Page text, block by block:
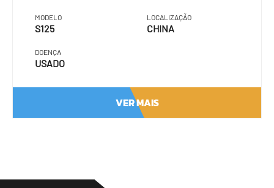
MODELO
S125
LOCALIZAÇÃO
CHINA
DOENÇA
USADO
VER MAIS